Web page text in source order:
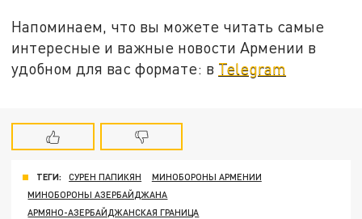
Напоминаем, что вы можете читать самые
интересные и важные новости Армении в
удобном для вас формате: в Telegram
ТЕГИ: СУРЕН ПАПИКЯН
МИНОБОРОНЫ АРМЕНИИ
МИНОБОРОНЫ АЗЕРБАЙДЖАНА
АРМЯНО-АЗЕРБАЙДЖАНСКАЯ ГРАНИЦА